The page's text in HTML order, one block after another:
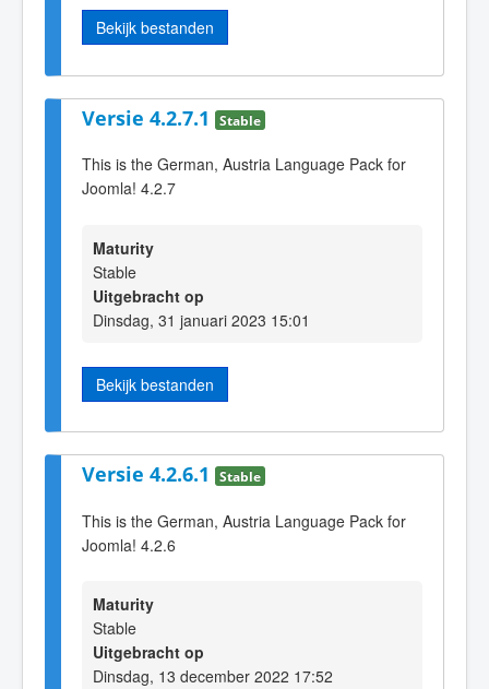
Bekijk bestanden
Versie 4.2.7.1 Stable
This is the German, Austria Language Pack for
Joomla! 4.2.7
Maturity
Stable
Uitgebracht op
Dinsdag, 31 januari 2023 15:01
Bekijk bestanden
Versie 4.2.6.1 Stable
This is the German, Austria Language Pack for
Joomla! 4.2.6
Maturity
Stable
Uitgebracht op
Dinsdag, 13 december 2022 17:52